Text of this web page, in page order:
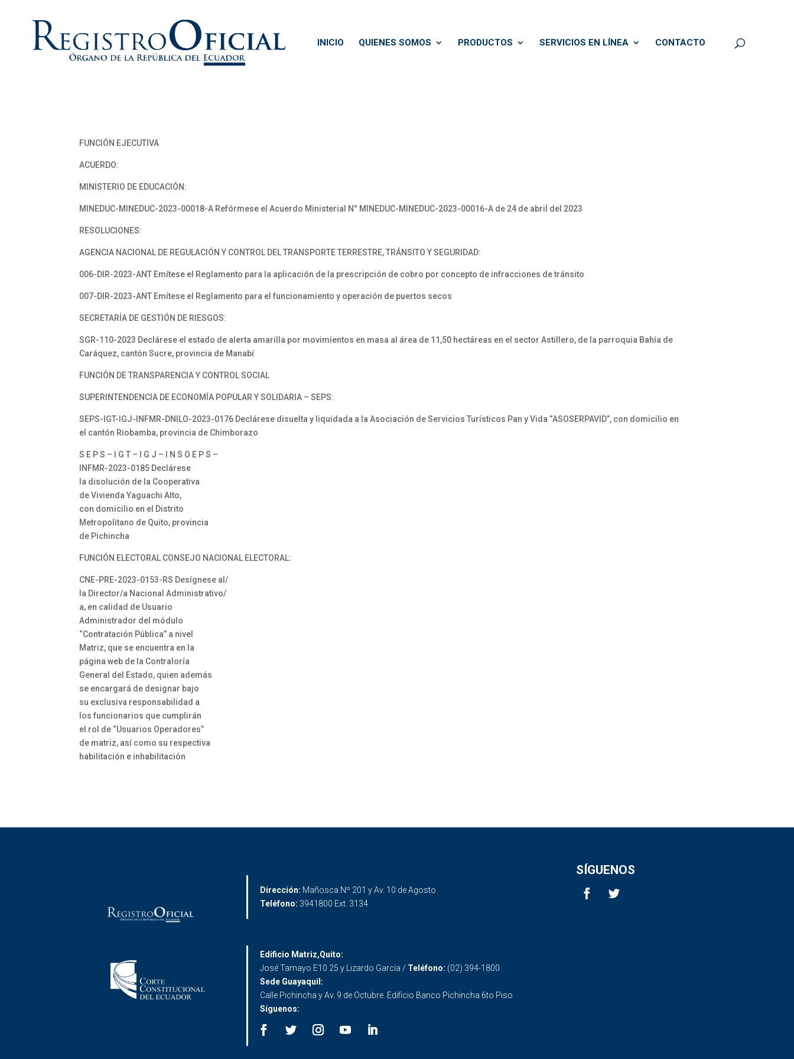
INICIO QUIENES SOMOS PRODUCTOS SERVICIOS EN LÍNEA CONTACTO
FUNCIÓN EJECUTIVA
ACUERDO:
MINISTERIO DE EDUCACIÓN:
MINEDUC-MINEDUC-2023-00018-A Refórmese el Acuerdo Ministerial N° MINEDUC-MINEDUC-2023-00016-A de 24 de abril del 2023
RESOLUCIONES:
AGENCIA NACIONAL DE REGULACIÓN Y CONTROL DEL TRANSPORTE TERRESTRE, TRÁNSITO Y SEGURIDAD:
006-DIR-2023-ANT Emítese el Reglamento para la aplicación de la prescripción de cobro por concepto de infracciones de tránsito
007-DIR-2023-ANT Emítese el Reglamento para el funcionamiento y operación de puertos secos
SECRETARÍA DE GESTIÓN DE RIESGOS:
SGR-110-2023 Declárese el estado de alerta amarilla por movimientos en masa al área de 11,50 hectáreas en el sector Astillero, de la parroquia Bahía de
Caráquez, cantón Sucre, provincia de Manabí
FUNCIÓN DE TRANSPARENCIA Y CONTROL SOCIAL
SUPERINTENDENCIA DE ECONOMÍA POPULAR Y SOLIDARIA – SEPS:
SEPS-IGT-IGJ-INFMR-DNILO-2023-0176 Declárese disuelta y liquidada a la Asociación de Servicios Turísticos Pan y Vida “ASOSERPAVID”, con domicilio en
el cantón Riobamba, provincia de Chimborazo
S E P S – I G T – I G J – I N S O E P S –
INFMR-2023-0185 Declárese
la disolución de la Cooperativa
de Vivienda Yaguachi Alto,
con domicilio en el Distrito
Metropolitano de Quito, provincia
de Pichincha
FUNCIÓN ELECTORAL CONSEJO NACIONAL ELECTORAL:
CNE-PRE-2023-0153-RS Desígnese al/
la Director/a Nacional Administrativo/
a, en calidad de Usuario
Administrador del módulo
“Contratación Pública” a nivel
Matriz, que se encuentra en la
página web de la Contraloría
General del Estado, quien además
se encargará de designar bajo
su exclusiva responsabilidad a
los funcionarios que cumplirán
el rol de “Usuarios Operadores”
de matriz, así como su respectiva
habilitación e inhabilitación
Dirección: Mañosca Nº 201 y Av. 10 de Agosto
Teléfono: 3941800 Ext. 3134
SÍGUENOS
Edificio Matriz,Quito:
José Tamayo E10 25 y Lizardo García / Teléfono: (02) 394-1800
Sede Guayaquil:
Calle Pichincha y Av. 9 de Octubre. Edificio Banco Pichincha 6to Piso
Síguenos: